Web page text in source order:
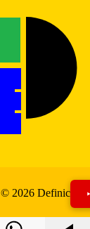
© 2026 Definiciona